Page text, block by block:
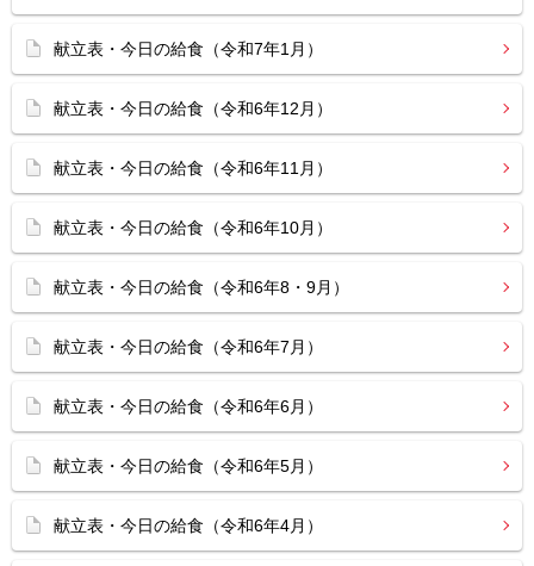
献立表・今日の給食（令和7年1月）
献立表・今日の給食（令和6年12月）
献立表・今日の給食（令和6年11月）
献立表・今日の給食（令和6年10月）
献立表・今日の給食（令和6年8・9月）
献立表・今日の給食（令和6年7月）
献立表・今日の給食（令和6年6月）
献立表・今日の給食（令和6年5月）
献立表・今日の給食（令和6年4月）